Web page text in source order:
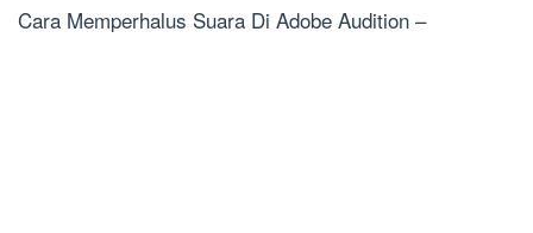
Cara Memperhalus Suara Di Adobe Audition –